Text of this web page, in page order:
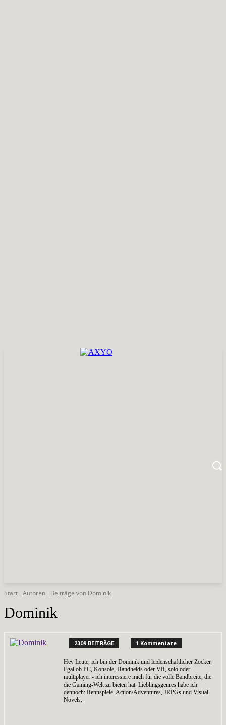
Start Autoren Beiträge von Dominik
Dominik
2309 BEITRÄGE 1 Kommentare
Hey Leute, ich bin der Dominik und leidenschaftlicher Zocker.
Egal ob PC, Konsole, Handhelds oder VR, solo oder
multiplayer - ich interessiere mich für die volle Bandbreite, die
die Gaming-Welt zu bieten hat. Lieblingsgenres habe ich
dennoch: Rennspiele, Action/Adventures, JRPGs und Visual
Novels.